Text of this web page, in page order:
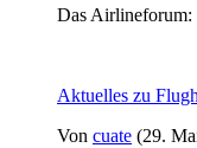
Das Airlineforum:
Aktuelles zu
Von cuate (29.